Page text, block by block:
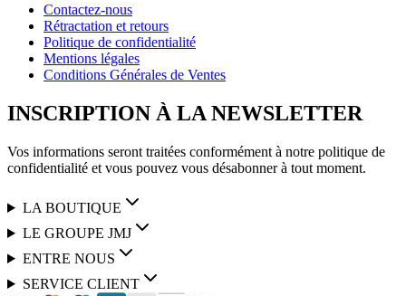
Contactez-nous
Rétractation et retours
Politique de confidentialité
Mentions légales
Conditions Générales de Ventes
INSCRIPTION À LA NEWSLETTER
Vos informations seront traitées conformément à notre politique de
confidentialité et vous pouvez vous désabonner à tout moment.
LA BOUTIQUE
LE GROUPE JMJ
ENTRE NOUS
SERVICE CLIENT